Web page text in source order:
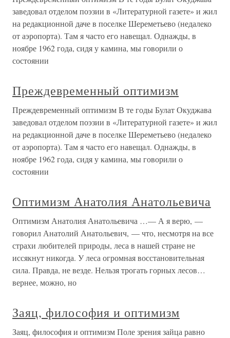
заведовал отделом поэзии в «Литературной газете» и жил
на редакционной даче в поселке Шереметьево (недалеко
от аэропорта). Там я часто его навещал. Однажды, в
ноябре 1962 года, сидя у камина, мы говорили о
состоянии
Преждевременный оптимизм
Преждевременный оптимизм В те годы Булат Окуджава
заведовал отделом поэзии в «Литературной газете» и жил
на редакционной даче в поселке Шереметьево (недалеко
от аэропорта). Там я часто его навещал. Однажды, в
ноябре 1962 года, сидя у камина, мы говорили о
состоянии
Оптимизм Анатолия Анатольевича
Оптимизм Анатолия Анатольевича …— А я верю, —
говорил Анатолий Анатольевич, — что, несмотря на все
страхи любителей природы, леса в нашей стране не
иссякнут никогда. У леса огромная восстановительная
сила. Правда, не везде. Нельзя трогать горных лесов…
вернее, можно, но
Заяц, философия и оптимизм
Заяц, философия и оптимизм Поле зрения зайца равно